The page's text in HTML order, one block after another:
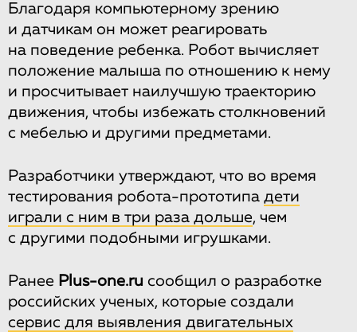
Благодаря компьютерному зрению
и датчикам он может реагировать
на поведение ребенка. Робот вычисляет
положение малыша по отношению к нему
и просчитывает наилучшую траекторию
движения, чтобы избежать столкновений
с мебелью и другими предметами.
Разработчики утверждают, что во время
тестирования робота-прототипа дети
играли с ним в три раза дольше, чем
с другими подобными игрушками.
Ранее Plus-one.ru сообщил о разработке
российских ученых, которые создали
сервис для выявления двигательных